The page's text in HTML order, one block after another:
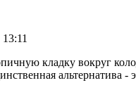
кладку вокруг
альтернатива -